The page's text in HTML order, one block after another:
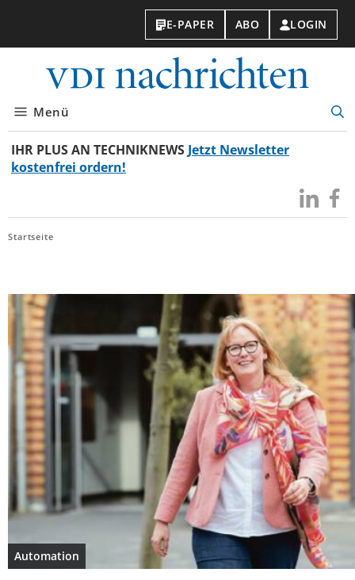
E-PAPER ABO LOGIN
Menü
IHR PLUS AN TECHNIKNEWS Jetzt Newsletter
kostenfrei ordern!
Besuchen
Sie
Sie
Startseite
Automation